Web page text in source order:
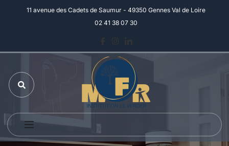
11 avenue des Cadets de Saumur - 49350 Gennes Val de Loire
02 41 38 07 30